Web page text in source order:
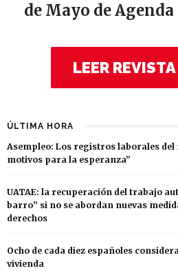
de Mayo de
LEER
ÚLTIMA HORA
Asempleo: Los registros laborales del
motivos para la esperanza”
UATAE: la recuperación del trabajo
barro” si no se abordan nuevas
derechos
Ocho de cada diez españoles
vivienda